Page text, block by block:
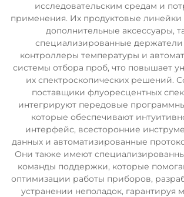
исследовательским средам и
применения. Их продуктовые линейки
дополнительные аксессуары,
специализированные держатели
контроллеры температуры и
системы отбора проб, что повышает
их спектроскопических решений.
поставщики флуоресцентных
интегрируют передовые
которые обеспечивают
интерфейс, всесторонние
данных и автоматизированные
Они также имеют
команды поддержки, которые
оптимизации работы приборов,
устранении неполадок, гарантируя